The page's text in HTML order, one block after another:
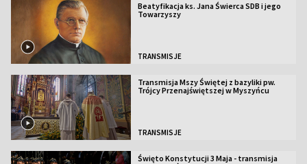
Beatyfikacja ks. Jana Świerca SDB i jego
Towarzyszy
TRANSMISJE
Transmisja Mszy Świętej z bazyliki pw.
Trójcy Przenajświętszej w Myszyńcu
TRANSMISJE
Święto Konstytucji 3 Maja - transmisja